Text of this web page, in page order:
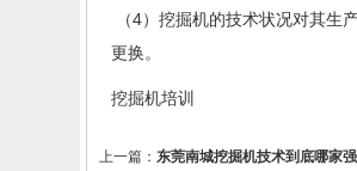
（4）挖掘机的技术状况对其生
更换。
挖掘机培训
上一篇： 东莞南城挖掘机技术到底哪家